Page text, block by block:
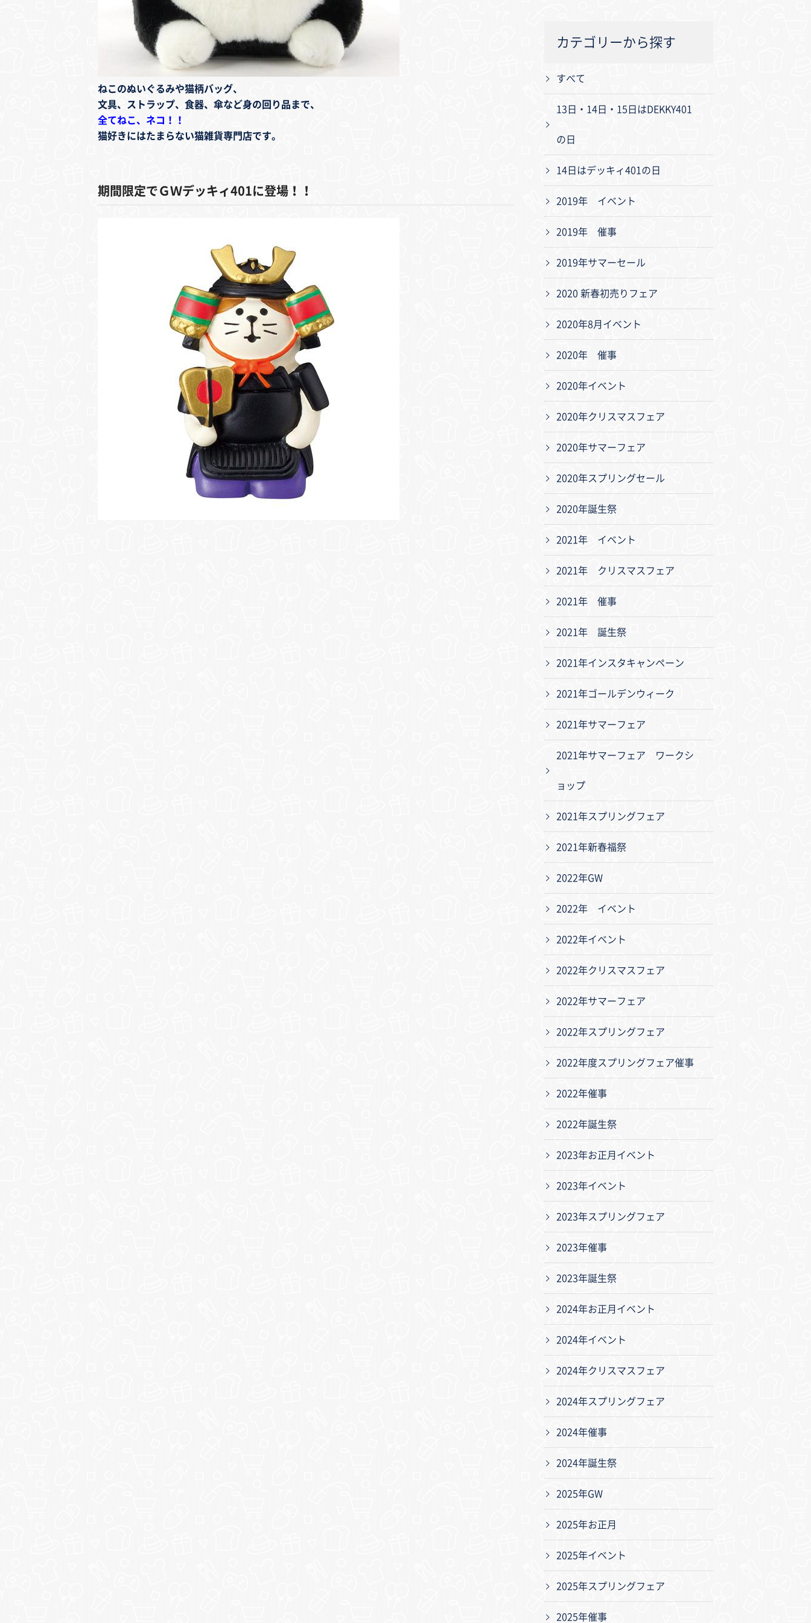
ねこのぬいぐるみや猫柄バッグ、
文具、ストラップ、食器、傘など身の回り品まで、
全てねこ、ネコ！！
猫好きにはたまらない猫雑貨専門店です。
期間限定でＧＷデッキィ401に登場！！
カテゴリーから探す
すべて
13日・14日・15日はDEKKY401
の日
14日はデッキィ401の日
2019年 イベント
2019年 催事
2019年サマーセール
2020 新春初売りフェア
2020年8月イベント
2020年 催事
2020年イベント
2020年クリスマスフェア
2020年サマーフェア
2020年スプリングセール
2020年誕生祭
2021年 イベント
2021年 クリスマスフェア
2021年 催事
2021年 誕生祭
2021年インスタキャンペーン
2021年ゴールデンウィーク
2021年サマーフェア
2021年サマーフェア ワークシ
ョップ
2021年スプリングフェア
2021年新春福祭
2022年GW
2022年 イベント
2022年イベント
2022年クリスマスフェア
2022年サマーフェア
2022年スプリングフェア
2022年度スプリングフェア催事
2022年催事
2022年誕生祭
2023年お正月イベント
2023年イベント
2023年スプリングフェア
2023年催事
2023年誕生祭
2024年お正月イベント
2024年イベント
2024年クリスマスフェア
2024年スプリングフェア
2024年催事
2024年誕生祭
2025年GW
2025年お正月
2025年イベント
2025年スプリングフェア
2025年催事